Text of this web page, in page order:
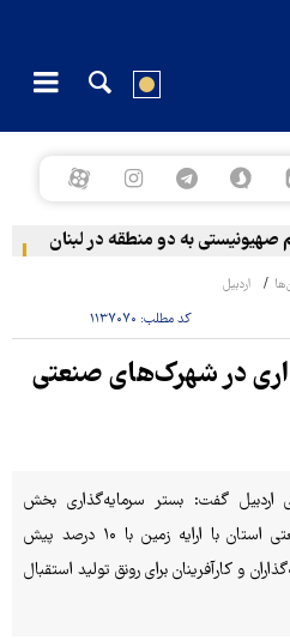
به دو منطقه در لبنان
اردبیل
کد مطلب: ۱۱۳۷۰۷۰
در شهرک‌های صنعتی
گفت: بستر سرمایه‌گذاری بخش
خصوصی در شهرک‌ها و نواحی صنعتی استان با ارایه زمین با ۱۰ درصد پیش
و کارآفرینان برای رونق تولید استقبال